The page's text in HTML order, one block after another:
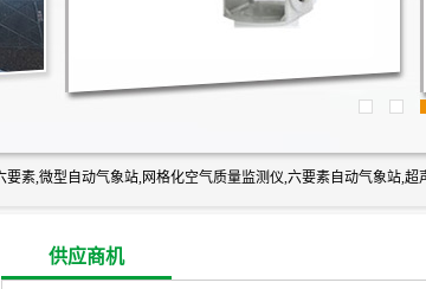
供应商机